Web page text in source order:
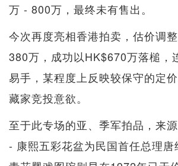
万 - 800万，最终未有售出。
今次再度亮相香港拍卖，估价调
380万，成功以HK$670万落槌，
易手，某程度上反映较保守的定
藏家竞投意欲。
至于此专场的亚、季军拍品，来
- 康熙五彩花盆为民国首任总理